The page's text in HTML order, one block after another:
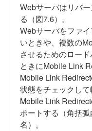
Webサーバはリバ
る（図7.6）。
Webサーバをファ
いときや、複数の
させるためのロー
ときにMobile Link
Mobile Link
状態をチェックして
Mobile Link
ポートする（角括
名）。